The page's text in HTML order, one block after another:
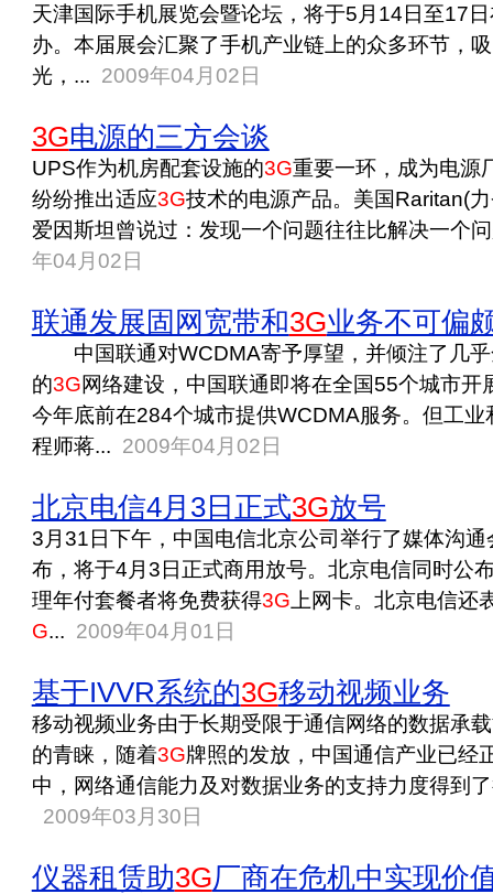
天津国际手机展览会暨论坛，将于5月14日至17
办。本届展会汇聚了手机产业链上的众多环节，
光，... 2009年04月02日
3G电源的三方会谈
UPS作为机房配套设施的3G重要一环，成为电源
纷纷推出适应3G技术的电源产品。美国
爱因斯坦曾说过：发现一个问题往往比解决一个
年04月02日
联通发展固网宽带和3G业务不可偏
中国联通对WCDMA寄予厚望，并倾注了几乎
的3G网络建设，中国联通即将在全国55个城市开
今年底前在284个城市提供WCDMA服务。但工
程师蒋... 2009年04月02日
北京电信4月3日正式3G放号
3月31日下午，中国电信北京公司举行了媒体沟
布，将于4月3日正式商用放号。北京电信同时公
理年付套餐者将免费获得3G 上网卡。北京电信还
G... 2009年04月01日
基于IVVR系统的3G移动视频业务
移动视频业务由于长期受限于通信网络的数据承
的青睐，随着3G牌照的发放，中国通信产业已经
中，网络通信能力及对数据业务的支持力度得到
2009年03月30日
仪器租赁助3G厂商在危机中实现价